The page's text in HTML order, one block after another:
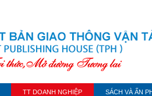
TT DOANH NGHIỆP SÁCH VÀ ẤN